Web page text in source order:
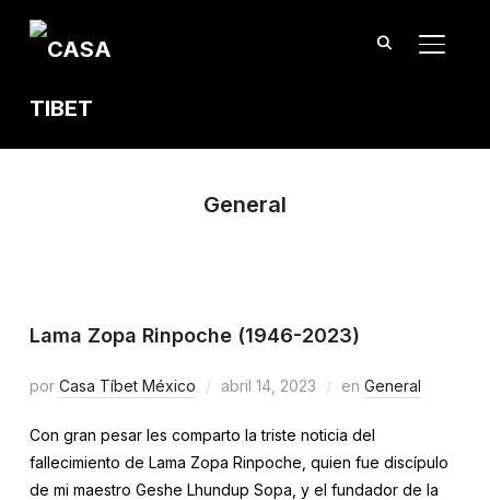
General
Lama Zopa Rinpoche (1946-2023)
por Casa Tíbet México abril 14, 2023 en General
Con gran pesar les comparto la triste noticia del
fallecimiento de Lama Zopa Rinpoche, quien fue discípulo
de mi maestro Geshe Lhundup Sopa, y el fundador de la